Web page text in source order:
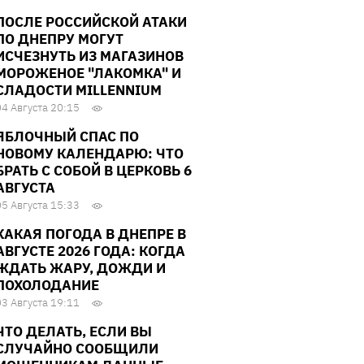
РОССИЙСКОЙ АТАКИ
ДНЕПРУ МОГУТ
ИЗ МАГАЗИНОВ
"ЛАКОМКА" И
MILLENNIUM
Августа 20:15
СПАС ПО
КАЛЕНДАРЮ: ЧТО
С СОБОЙ В ЦЕРКОВЬ 6
Августа 15:33
ПОГОДА В ДНЕПРЕ В
2026 ГОДА: КОГДА
ЖАРУ, ДОЖДИ И
Августа 19:11
ДЕЛАТЬ, ЕСЛИ ВЫ
СООБЩИЛИ